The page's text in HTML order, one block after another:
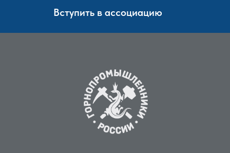
Вступить в ассоциацию